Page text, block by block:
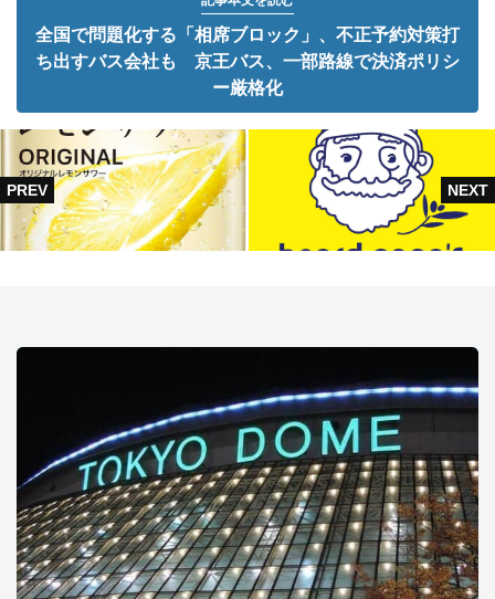
全国で問題化する「相席ブロック」、不正予約対策打
ち出すバス会社も 京王バス、一部路線で決済ポリシ
ー厳格化